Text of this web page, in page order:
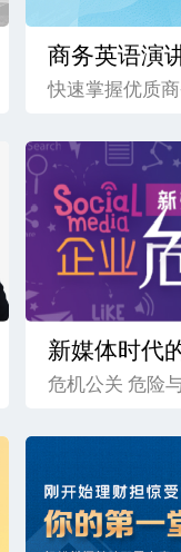
商务英语演
快速掌握优质
新媒体时代
危机公关 危险